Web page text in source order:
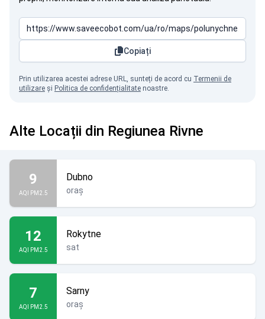
Copiați
Prin utilizarea acestei adrese URL, sunteți de acord cu Termenii de
utilizare și Politica de confidențialitate noastre.
Alte Locații din Regiunea Rivne
9
AQI PM2.5
Dubno
oraș
12
AQI PM2.5
Rokytne
sat
7
AQI PM2.5
Sarny
oraș